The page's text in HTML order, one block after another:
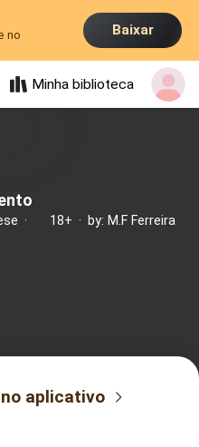
no
Baixar
Minha biblioteca
· 18+ · by: M.F Ferreira
aplicativo